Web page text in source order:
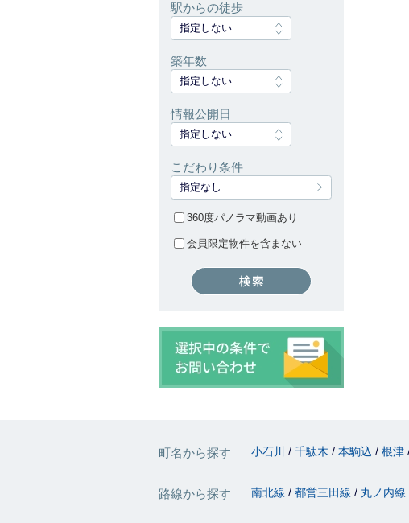
駅からの徒歩
指定しない
築年数
指定しない
情報公開日
指定しない
こだわり条件
指定なし
360度パノラマ動画あり
会員限定物件を含まない
町名から探す 小石川 千駄木 本駒込 根津
路線から探す 南北線 都営三田線 丸ノ内線